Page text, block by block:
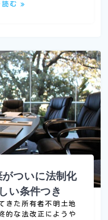
む
ついに法制化
い条件つき
きた所有者不明土地
的な法改正にようや